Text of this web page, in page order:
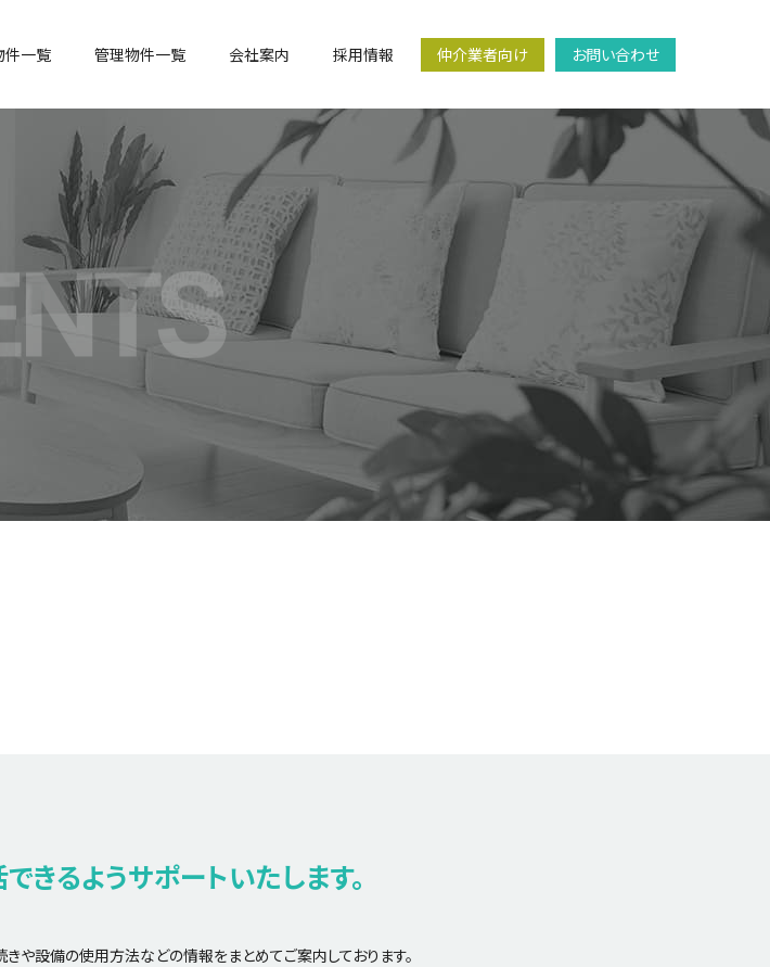
件一覧 管理物件一覧 会社案内 採用情報 仲介業者向け お問い合わせ
きるようサポートいたします。
や設備の使用方法などの情報をまとめてご案内しております。